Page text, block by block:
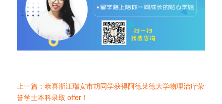
上一篇：恭喜浙江瑞安市胡同学获得阿德莱德大学物理治疗荣
誉学士本科录取 offer！